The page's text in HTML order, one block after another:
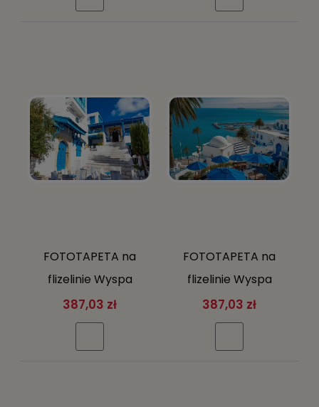
KLEJ GRATIS KLEJ GRATIS
FOTOTAPETA na
flizelinie Wyspa
Santorini Grecja
morze niebo + klej
gratis
387,03 zł
FOTOTAPETA na
flizelinie Wyspa
Santorini Grecja
morze niebo + klej
gratis
387,03 zł